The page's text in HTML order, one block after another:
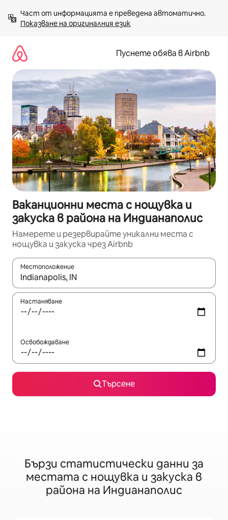
към
съдържанието
Показване на оригиналния език
Пуснете обява в Airbnb
Ваканционни места с нощувка и
закуска в района на Индианаполис
Намерете и резервирайте уникални места с
нощувка и закуска чрез Airbnb
Местоположение
Когато резултатите се покажат, използвайте
Настаняване
Освобождаване
Търсене
Бързи статистически данни за
местата с нощувка и закуска в
района на Индианаполис